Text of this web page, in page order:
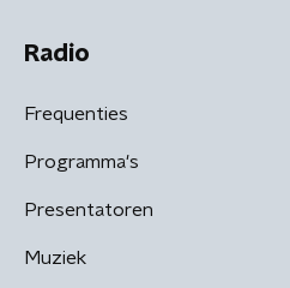
Radio
Frequenties
Programma's
Presentatoren
Muziek